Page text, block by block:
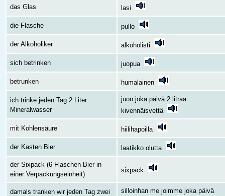
das Glas lasi
die Flasche pullo
der Alkoholiker alkoholisti
sich betrinken juopua
betrunken humalainen
ich trinke jeden Tag 2 Liter
Mineralwasser
juon joka päivä 2 litraa
kivennäisvettä
mit Kohlensäure hiilihapoilla
der Kasten Bier laatikko olutta
der Sixpack (6 Flaschen Bier in
einer Verpackungseinheit)
sixpack
damals tranken wir jeden Tag zwei
silloinhan me joimme joka päivä